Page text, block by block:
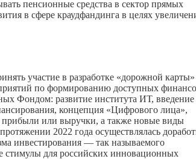
пенсионные средства в сектор прямых
в сфере краудфандинга в целях
участие в разработке «дорожной
по формированию доступных
Фондом: развитие института ИТ, введение
концепция «Цифрового лица»,
прибыли или выручки, а также новые виды
2022 года осуществлялась
инвестирования — так называемого
стимулы для российских инновационных